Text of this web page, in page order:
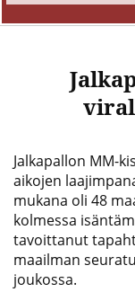
Jalkapallon MM-
aikojen
mukana oli 48
kolmessa
tavoittanut
maailman
joukossa.